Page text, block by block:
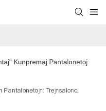
Kunpremaj Pantalonetoj
Trejnsalono,